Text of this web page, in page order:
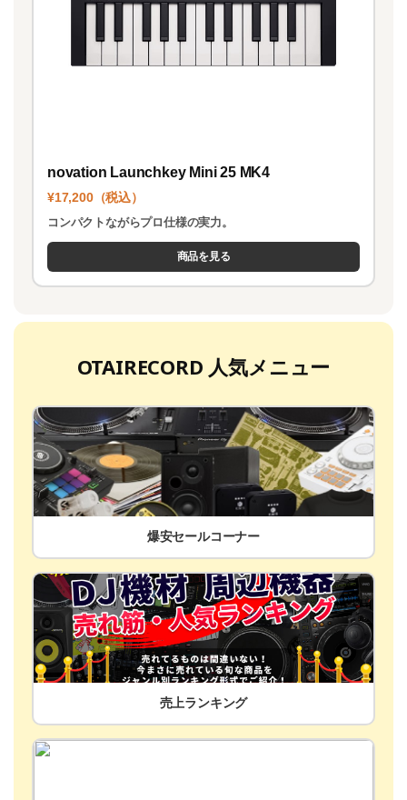
novation Launchkey Mini 25 MK4
¥17,200（税込）
コンパクトながらプロ仕様の実力。
商品を見る
OTAIRECORD 人気メニュー
爆安セールコーナー
売上ランキング